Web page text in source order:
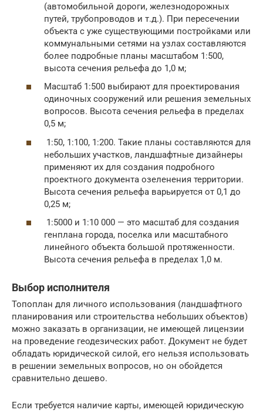
(автомобильной дороги, железнодорожных
путей, трубопроводов и т.д.). При пересечении
объекта с уже существующими постройками или
коммунальными сетями на узлах составляются
более подробные планы масштабом 1:500,
высота сечения рельефа до 1,0 м;
Масштаб 1:500 выбирают для проектирования
одиночных сооружений или решения земельных
вопросов. Высота сечения рельефа в пределах
0,5 м;
1:50, 1:100, 1:200. Такие планы составляются для
небольших участков, ландшафтные дизайнеры
применяют их для создания подробного
проектного документа озеленения территории.
Высота сечения рельефа варьируется от 0,1 до
0,25 м;
1:5000 и 1:10 000 — это масштаб для создания
генплана города, поселка или масштабного
линейного объекта большой протяженности.
Высота сечения рельефа в пределах 1,0 м.
Выбор исполнителя
Топоплан для личного использования (ландшафтного
планирования или строительства небольших объектов)
можно заказать в организации, не имеющей лицензии
на проведение геодезических работ. Документ не будет
обладать юридической силой, его нельзя использовать
в решении земельных вопросов, но он обойдется
сравнительно дешево.
Если требуется наличие карты, имеющей юридическую